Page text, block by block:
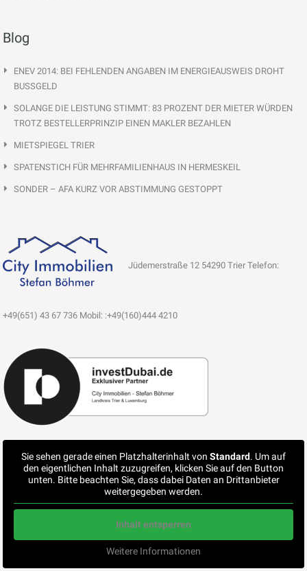
Blog
ENEV 2014: BEI FEHLENDEN ANGABEN IM ENERGIEAUSWEIS DROHT
BUSSGELD
SOLANGE DIE LEISTUNG STIMMT: 83 PROZENT DER MIETER WÜRDEN
TROTZ BESTELLERPRINZIP EINEN MAKLER BEZAHLEN
MIETSPIEGEL TRIER
SPATENSTICH FÜR MEHRFAMILIENHAUS IN HERMESKEIL
SONDER – AFA KURZ VOR ABSTIMMUNG GESTOPPT
Jüdemerstraße 12 54290 Trier Telefon:
+49(651) 43 67 736 Mobil: :+49(160)444 4210
Sie sehen gerade einen Platzhalterinhalt von Standard. Um auf
den eigentlichen Inhalt zuzugreifen, klicken Sie auf den Button
unten. Bitte beachten Sie, dass dabei Daten an Drittanbieter
weitergegeben werden.
Inhalt entsperren
Weitere Informationen